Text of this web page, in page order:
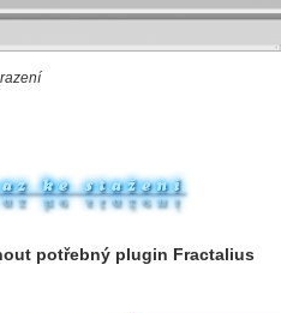
potřebný plugin Fractalius